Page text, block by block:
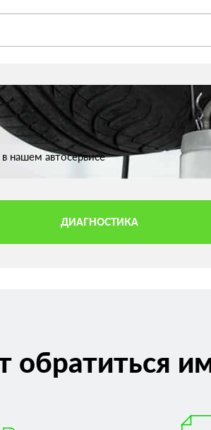
нашем автосервисе
ДИАГНОСТИКА
обратиться